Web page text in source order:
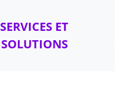
SERVICES ET
SOLUTIONS